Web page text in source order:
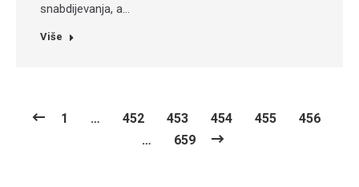
snabdijevanja, a…
Više
1 … 452 453 454 455
456
…
659